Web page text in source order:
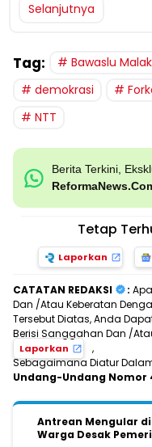
Selanjutnya
Tag: Bawaslu
demokrasi
NTT
Berita Terkini,
Tetap
Laporkan
CATATAN REDAKSI :
Dan /Atau Keberatan
Tersebut Diatas, Anda
Berisi Sanggahan Dan /
Laporkan
,
Sebagaimana Diatur
Undang-Undang Nomor
Antrean Mengular
Warga Desak